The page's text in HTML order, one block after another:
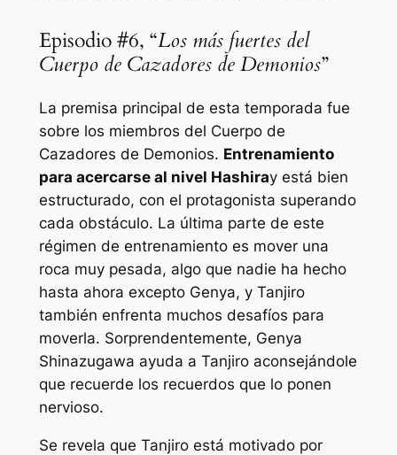
Episodio #6, “Los más fuertes del
Cuerpo de Cazadores de Demonios”
La premisa principal de esta temporada fue
sobre los miembros del Cuerpo de
Cazadores de Demonios. Entrenamiento
para acercarse al nivel Hashiray está bien
estructurado, con el protagonista superando
cada obstáculo. La última parte de este
régimen de entrenamiento es mover una
roca muy pesada, algo que nadie ha hecho
hasta ahora excepto Genya, y Tanjiro
también enfrenta muchos desafíos para
moverla. Sorprendentemente, Genya
Shinazugawa ayuda a Tanjiro aconsejándole
que recuerde los recuerdos que lo ponen
nervioso.
Se revela que Tanjiro está motivado por